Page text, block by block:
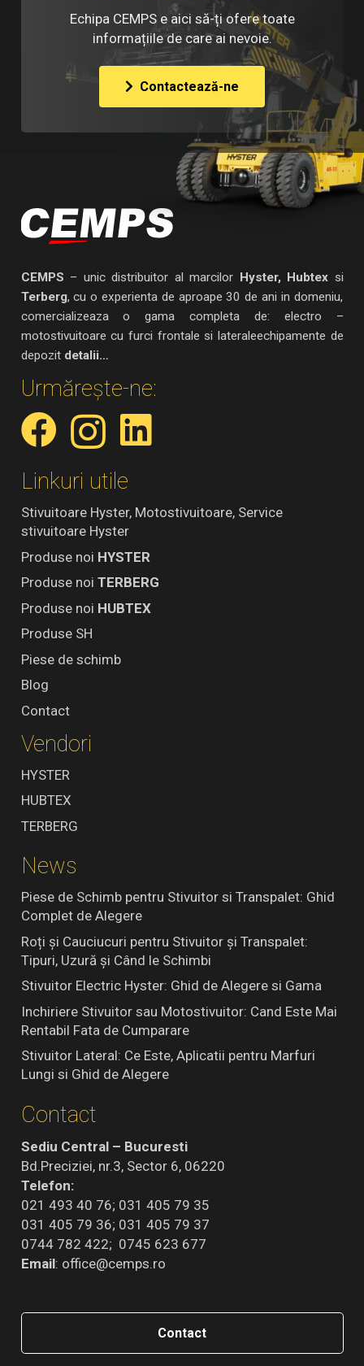
Echipa CEMPS e aici să-ți ofere toate
informațiile de care ai nevoie.
Contactează-ne
CEMPS – unic distribuitor al marcilor Hyster, Hubtex si
Terberg, cu o experienta de aproape 30 de ani in domeniu,
comercializeaza o gama completa de: electro –
motostivuitoare cu furci frontale si lateraleechipamente de
depozit detalii…
Urmărește-ne:
Linkuri utile
Stivuitoare Hyster, Motostivuitoare, Service
stivuitoare Hyster
Produse noi HYSTER
Produse noi TERBERG
Produse noi HUBTEX
Produse SH
Piese de schimb
Blog
Contact
Vendori
HYSTER
HUBTEX
TERBERG
News
Piese de Schimb pentru Stivuitor si Transpalet: Ghid
Complet de Alegere
Roți și Cauciucuri pentru Stivuitor și Transpalet:
Tipuri, Uzură și Când le Schimbi
Stivuitor Electric Hyster: Ghid de Alegere si Gama
Inchiriere Stivuitor sau Motostivuitor: Cand Este Mai
Rentabil Fata de Cumparare
Stivuitor Lateral: Ce Este, Aplicatii pentru Marfuri
Lungi si Ghid de Alegere
Contact
Sediu Central – Bucuresti
Bd.Preciziei, nr.3, Sector 6, 06220
Telefon:
021 493 40 76; 031 405 79 35
031 405 79 36; 031 405 79 37
0744 782 422; 0745 623 677
Email: office@cemps.ro
Contact